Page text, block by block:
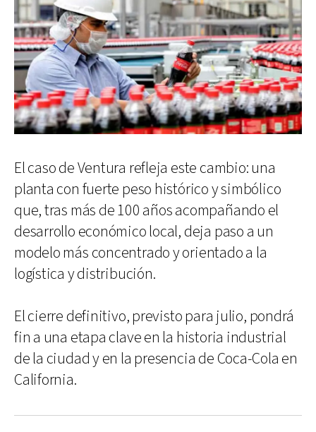
El caso de Ventura refleja este cambio: una
planta con fuerte peso histórico y simbólico
que, tras más de 100 años acompañando el
desarrollo económico local, deja paso a un
modelo más concentrado y orientado a la
logística y distribución.
El cierre definitivo, previsto para julio, pondrá
fin a una etapa clave en la historia industrial
de la ciudad y en la presencia de Coca-Cola en
California.